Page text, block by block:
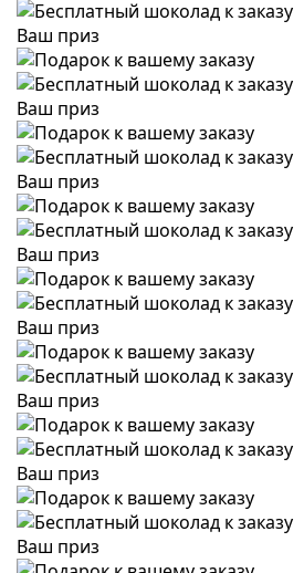
Ваш приз
Ваш приз
Ваш приз
Ваш приз
Ваш приз
Ваш приз
Ваш приз
Ваш приз